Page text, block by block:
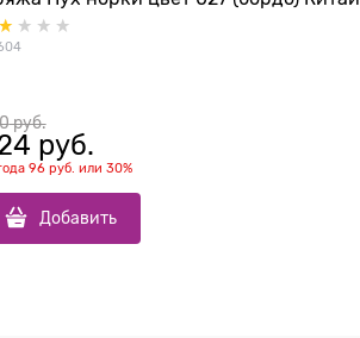
руб.
руб.
96 руб. или 30%
Добавить